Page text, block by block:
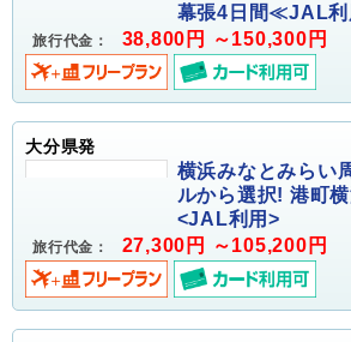
幕張4日間≪JAL
旅行代金： 38,800円 ～150,300円
大分県発
横浜みなとみらい
ルから選択! 港町
<JAL利用>
旅行代金： 27,300円 ～105,200円